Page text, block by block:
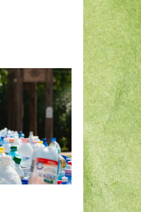
Mesék